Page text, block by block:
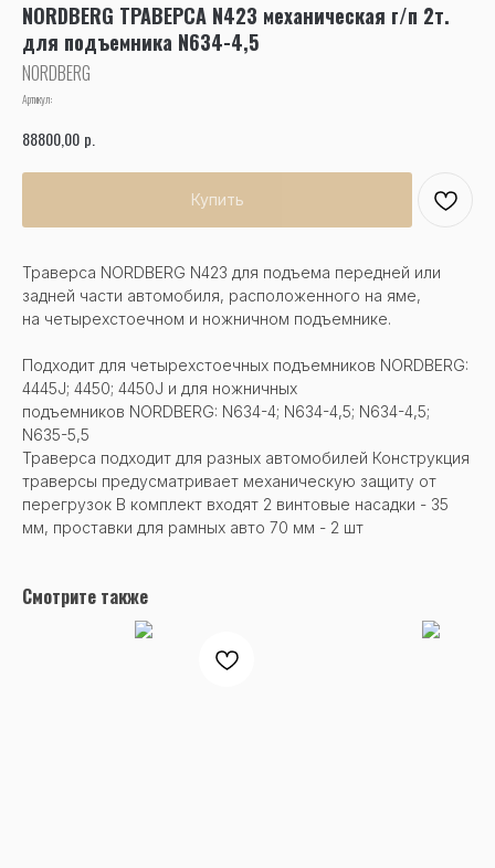
NORDBERG ТРАВЕРСА N423 механическая г/п 2т.
для подъемника N634-4,5
NORDBERG
Артикул:
88800,00 р.
Купить
Траверса NORDBERG N423 для подъема передней или
задней части автомобиля, расположенного на яме,
на четырехстоечном и ножничном подъемнике.
Подходит для четырехстоечных подъемников NORDBERG:
4445J; 4450; 4450J и для ножничных
подъемников NORDBERG: N634-4; N634-4,5; N634-4,5;
N635-5,5
Траверса подходит для разных автомобилей Конструкция
траверсы предусматривает механическую защиту от
перегрузок В комплект входят 2 винтовые насадки - 35
мм, проставки для рамных авто 70 мм - 2 шт
Смотрите также